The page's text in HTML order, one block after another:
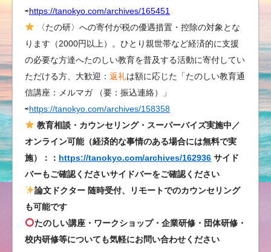
ジ
ク・
オ
オ
ス
カ
シ
バ
物
た
の
星
⇨https://tanokyo.com/archives/165451
〈たの研〉への寄付が税の優遇措置・控除の対象とな
ります（2000円以上）。ひとり親世帯など経済的に支援
の必要な方達へたのしい教育を普及する活動に寄付してい
ただける方、大歓迎： 返礼は額に応じた「たのしい教育通
信講座：メルマガ （要：振込連絡）」
⇨https://tanokyo.com/archives/158358
教育相談・カウンセリング・スーパーバイズ実施中／
オンライン可能（経済的な事情のある場合には無料で実
施）：： https://tanokyo.com/archives/162936 サイド
バーもご確認くださいサイドバーをご確認ください
論文ドクター 随時受付、リモートでのカウンセリング
も可能です
たのしい講座・ワークショップ・企業研修・団体研修・
校内研修等についても気軽にお問い合わせください